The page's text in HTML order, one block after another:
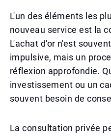
L'un des éléments les
nouveau service est la
L'achat d'or n'est
impulsive, mais un
réflexion approfondie.
investissement ou un
souvent besoin de
La consultation privée